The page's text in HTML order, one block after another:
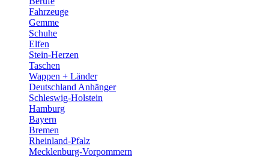
Fahrzeuge
Gemme
Schuhe
Elfen
Stein-Herzen
Taschen
Wappen + Länder
Deutschland Anhänger
Schleswig-Holstein
Hamburg
Bayern
Bremen
Rheinland-Pfalz
Mecklenburg-Vorpommern